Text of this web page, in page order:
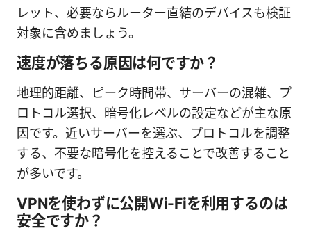
レット、必要ならルーター直結のデバイスも検証
対象に含めましょう。
速度が落ちる原因は何ですか？
地理的距離、ピーク時間帯、サーバーの混雑、プ
ロトコル選択、暗号化レベルの設定などが主な原
因です。近いサーバーを選ぶ、プロトコルを調整
する、不要な暗号化を控えることで改善すること
が多いです。
VPNを使わずに公開Wi-Fiを利用するのは
安全ですか？